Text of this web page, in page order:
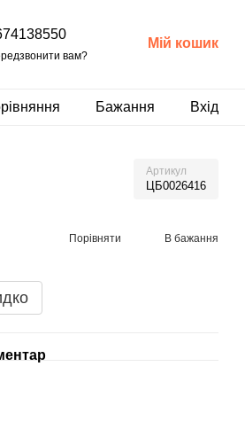
вам?
Мій кошик
Бажання Вхід
Артикул
ЦБ0026416
Порівняти В бажання